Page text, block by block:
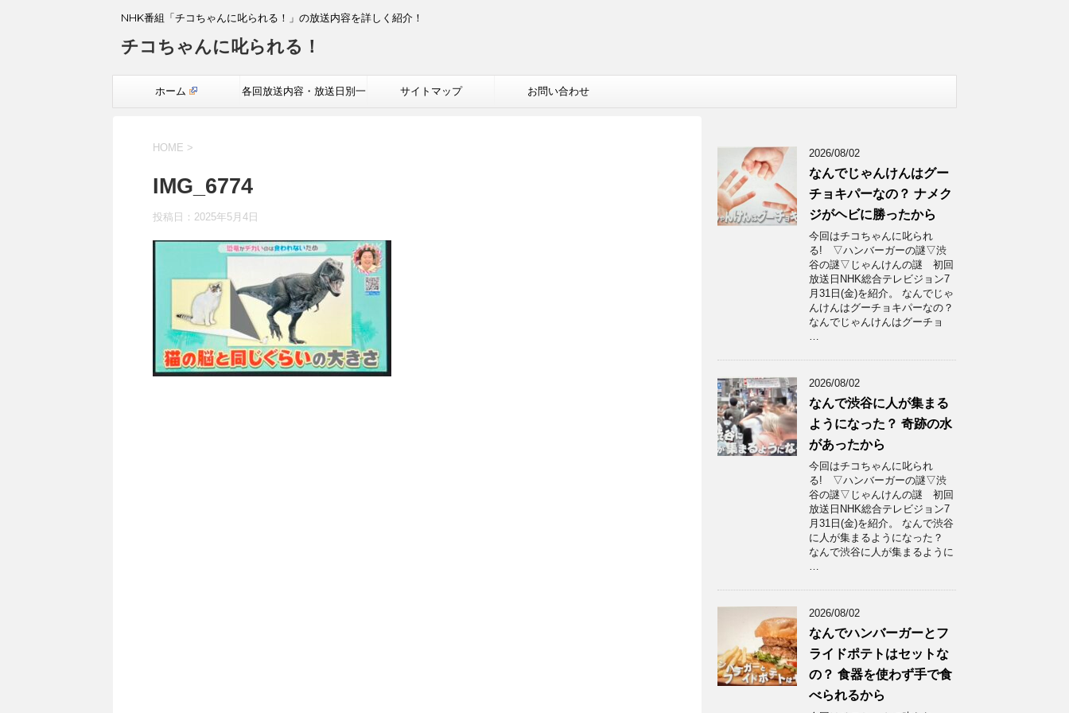
NHK番組「チコちゃんに叱られる！」の放送内容を詳しく紹介！
チコちゃんに叱られる！
ホーム 各回放送内容・放送日別一 サイトマップ お問い合わせ
HOME >
IMG_6774
投稿日： 2025年5月4日
2026/08/02
なんでじゃんけんはグー
チョキパーなの？ ナメク
ジがヘビに勝ったから
今回はチコちゃんに叱られ
る! ▽ハンバーガーの謎▽渋
谷の謎▽じゃんけんの謎 初回
放送日NHK総合テレビジョン7
月31日(金)を紹介。 なんでじゃ
んけんはグーチョキパーなの？
なんでじゃんけんはグーチョ
…
2026/08/02
なんで渋谷に人が集まる
ようになった？ 奇跡の水
があったから
今回はチコちゃんに叱られ
る! ▽ハンバーガーの謎▽渋
谷の謎▽じゃんけんの謎 初回
放送日NHK総合テレビジョン7
月31日(金)を紹介。 なんで渋谷
に人が集まるようになった？
なんで渋谷に人が集まるように
…
2026/08/02
なんでハンバーガーとフ
ライドポテトはセットな
の？ 食器を使わず手で食
べられるから